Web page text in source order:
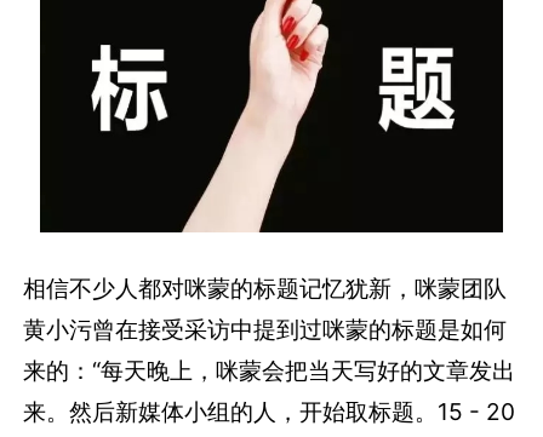
相信不少人都对咪蒙的标题记忆犹新，咪蒙团队
黄小污曾在接受采访中提到过咪蒙的标题是如何
来的：“每天晚上，咪蒙会把当天写好的文章发出
来。然后新媒体小组的人，开始取标题。15 - 20